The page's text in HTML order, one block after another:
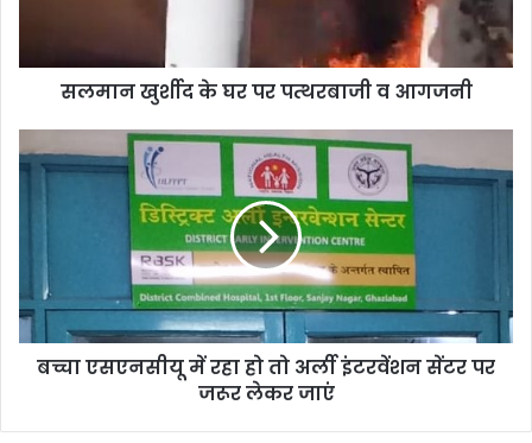
सलमान खुर्शीद के घर पर पत्थरबाजी व आगजनी
बच्चा एसएनसीयू में रहा हो तो अर्ली इंटरवेंशन सेंटर पर
जरूर लेकर जाएं